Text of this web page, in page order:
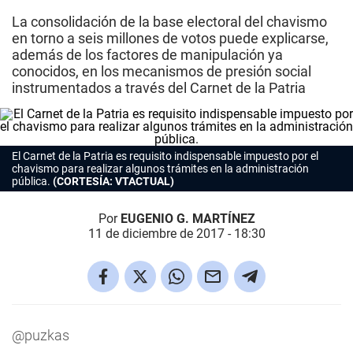
La consolidación de la base electoral del chavismo
en torno a seis millones de votos puede explicarse,
además de los factores de manipulación ya
conocidos, en los mecanismos de presión social
instrumentados a través del Carnet de la Patria
El Carnet de la Patria es requisito indispensable impuesto por el
chavismo para realizar algunos trámites en la administración
pública. (CORTESÍA: VTACTUAL)
Por EUGENIO G. MARTÍNEZ
11 de diciembre de 2017 - 18:30
@puzkas